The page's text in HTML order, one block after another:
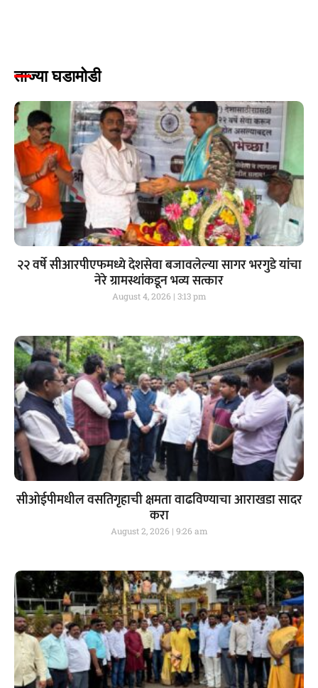
ताज्या घडामोडी
२२ वर्षे सीआरपीएफमध्ये देशसेवा बजावलेल्या सागर भरगुडे यांचा
नेरे ग्रामस्थांकडून भव्य सत्कार
August 4, 2026 3:13 pm
सीओईपीमधील वसतिगृहाची क्षमता वाढविण्याचा आराखडा सादर
करा
August 2, 2026 9:26 am